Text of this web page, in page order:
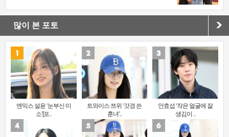
많이 본 포토
엔믹스 설윤 ‘눈부신 미
소’[포..
트와이스 쯔위 ‘갓경 쓴
훈녀’..
안효섭 ‘작은 얼굴에 잘
생김이 ..